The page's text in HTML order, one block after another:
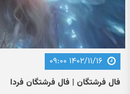
۱۴۰۲/۱۱/۱۶ ۰۹:۰۰
فال فرشتگان | فال فرشتگان فردا